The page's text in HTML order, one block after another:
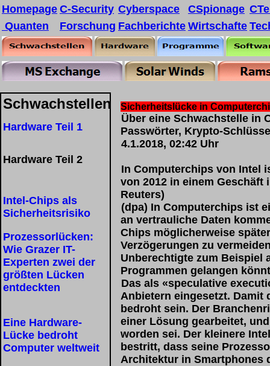
Homepage C-Security Cyberspace CSpionage
Quanten
Forschung Fachberichte Wirtschafte
Schwachstellen
Hardware Teil 1
Hardware Teil 2
Intel-Chips als
Sicherheitsrisiko
Prozessorlücken:
Wie Grazer IT-
Experten zwei der
größten Lücken
entdeckten
Eine Hardware-
Lücke bedroht
Computer weltweit
Sicherheitslücke in
Über eine Schwachstelle in
Passwörter, Krypto-
4.1.2018, 02:42 Uhr
In Computerchips von Intel
von 2012 in einem
Reuters)
(dpa) In Computerchips ist
an vertrauliche Daten
Chips möglicherweise
Verzögerungen zu
Unberechtigte zum Beispiel
Programmen gelangen
Das als «speculative
Anbietern eingesetzt. Damit
bedroht sein. Der
einer Lösung gearbeitet,
worden sei. Der kleinere
bestritt, dass seine
Architektur in Smartphones